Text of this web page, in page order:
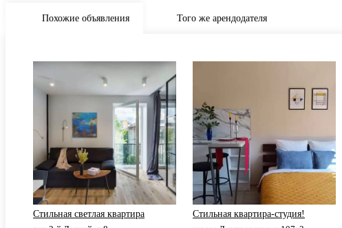
Похожие объявления Того же арендодателя
Стильная cветлая квартира
Стильная квартира-студия!